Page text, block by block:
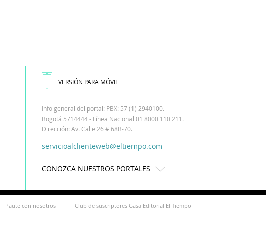
VERSIÓN PARA MÓVIL
Info general del portal: PBX: 57 (1) 2940100.
Bogotá 5714444 - Línea Nacional 01 8000 110 211.
Dirección: Av. Calle 26 # 68B-70.
servicioalclienteweb@eltiempo.com
CONOZCA NUESTROS PORTALES
Paute con nosotros Club de suscriptores Casa Editorial El Tiempo